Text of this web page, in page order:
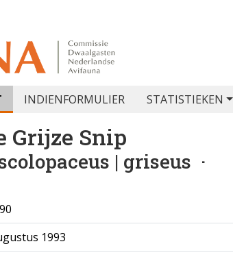
INDIENFORMULIER STATISTIEKEN
Grijze Snip
| griseus ·
1993